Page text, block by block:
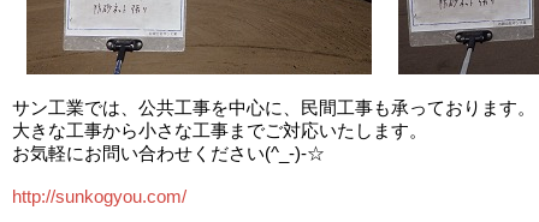
サン工業では、公共工事を中心に、民間工事も承っております。
大きな工事から小さな工事までご対応いたします。
お気軽にお問い合わせください(^_-)-☆
http://sunkogyou.com/